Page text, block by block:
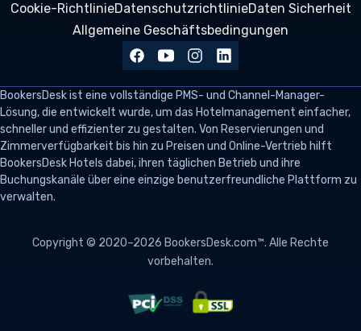
Cookie-RichtlinieDatenschutzrichtlinieDaten Sicherheit
Allgemeine Geschäftsbedingungen
BookersDeskist eine vollständige PMS- und Channel-Manager-
Lösung, die entwickelt wurde, um das Hotelmanagement einfacher,
schneller und effizienter zu gestalten. Von Reservierungen und
Zimmerverfügbarkeit bis hin zu Preisen und Online-Vertrieb hilft
BookersDesk Hotels dabei, ihren täglichen Betrieb und ihre
Buchungskanäle über eine einzige benutzerfreundliche Plattform zu
verwalten.
Copyright © 2020–2026 BookersDesk.com™. Alle Rechte
vorbehalten.